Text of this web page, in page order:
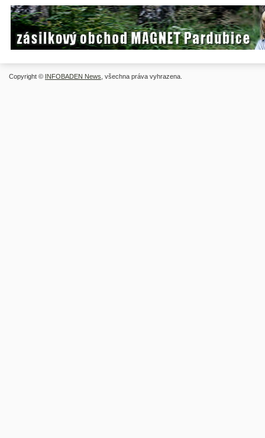
Copyright © INFOBADEN News , všechna práva vyhrazena.